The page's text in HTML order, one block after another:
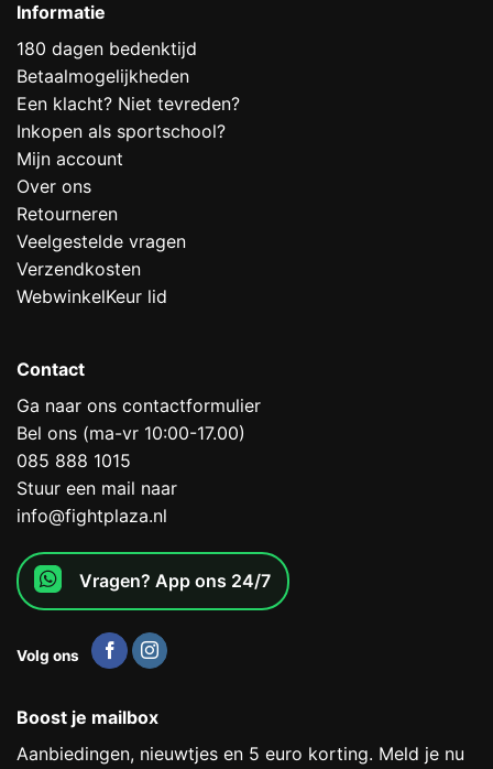
Informatie
180 dagen bedenktijd
Betaalmogelijkheden
Een klacht? Niet tevreden?
Inkopen als sportschool?
Mijn account
Over ons
Retourneren
Veelgestelde vragen
Verzendkosten
WebwinkelKeur lid
Contact
Ga naar ons contactformulier
Bel ons (ma-vr 10:00-17.00)
085 888 1015
Stuur een mail naar
info@fightplaza.nl
Vragen? App ons 24/7
Volg ons
Boost je mailbox
Aanbiedingen, nieuwtjes en 5 euro korting. Meld je nu